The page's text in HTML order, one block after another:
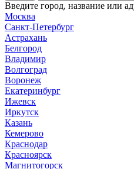
Введите город, название или
Москва
Санкт-Петербург
Астрахань
Белгород
Владимир
Волгоград
Воронеж
Екатеринбург
Ижевск
Иркутск
Казань
Кемерово
Краснодар
Красноярск
Магнитогорск